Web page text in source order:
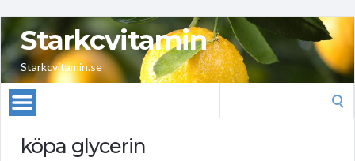
Starkcvitamin
Starkcvitamin.se
köpa glycerin